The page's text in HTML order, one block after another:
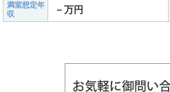
満室想定年
収
－万円